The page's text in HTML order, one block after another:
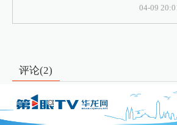
04-09
评论(2)
2025-04-11 08:56